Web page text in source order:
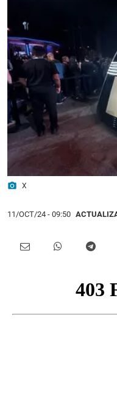
photo_camera X
11/OCT/24 - 09:50